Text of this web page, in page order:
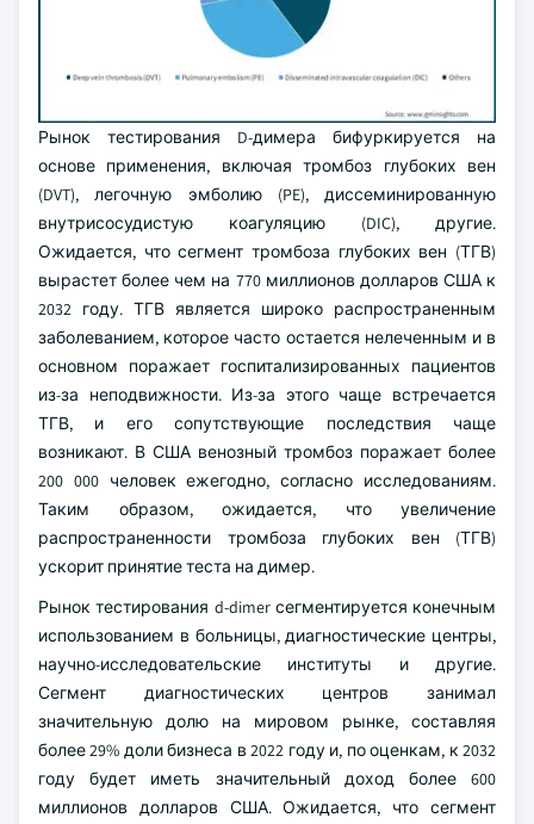
Рынок тестирования D-димера бифуркируется на
основе применения, включая тромбоз глубоких вен
(DVT), легочную эмболию (PE), диссеминированную
внутрисосудистую коагуляцию (DIC), другие.
Ожидается, что сегмент тромбоза глубоких вен (ТГВ)
вырастет более чем на 770 миллионов долларов США к
2032 году. ТГВ является широко распространенным
заболеванием, которое часто остается нелеченным и в
основном поражает госпитализированных пациентов
из-за неподвижности. Из-за этого чаще встречается
ТГВ, и его сопутствующие последствия чаще
возникают. В США венозный тромбоз поражает более
200 000 человек ежегодно, согласно исследованиям.
Таким образом, ожидается, что увеличение
распространенности тромбоза глубоких вен (ТГВ)
ускорит принятие теста на димер.
Рынок тестирования d-dimer сегментируется конечным
использованием в больницы, диагностические центры,
научно-исследовательские институты и другие.
Сегмент диагностических центров занимал
значительную долю на мировом рынке, составляя
более 29% доли бизнеса в 2022 году и, по оценкам, к 2032
году будет иметь значительный доход более 600
миллионов долларов США. Ожидается, что сегмент